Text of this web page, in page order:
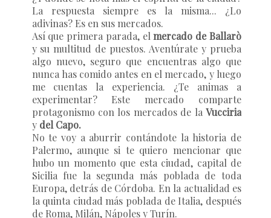
La respuesta siempre es la misma... ¿Lo
adivinas? Es en sus mercados.
Así que primera parada, elmercado de Ballarò
y su multitud de puestos. Aventúrate y prueba
algo nuevo, seguro que encuentras algo que
nunca has comido antes en el mercado, y luego
me cuentas la experiencia. ¿Te animas a
experimentar? Este mercado comparte
protagonismo con los mercados de la Vucciria
y del Capo.
No te voy a aburrir contándote la historia de
Palermo, aunque si te quiero mencionar que
hubo un momento que esta ciudad, capital de
Sicilia fue la segunda más poblada de toda
Europa, detrás de Córdoba. En la actualidad es
la quinta ciudad más poblada de Italia, después
de Roma, Milán, Nápoles y Turín.